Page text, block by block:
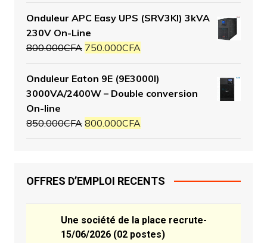
Onduleur APC Easy UPS (SRV3KI) 3kVA
230V On-Line
800.000CFA 750.000CFA
Onduleur Eaton 9E (9E3000I)
3000VA/2400W – Double conversion
On-line
850.000CFA 800.000CFA
OFFRES D’EMPLOI RECENTS
Une société de la place recrute-
15/06/2026 (02 postes)